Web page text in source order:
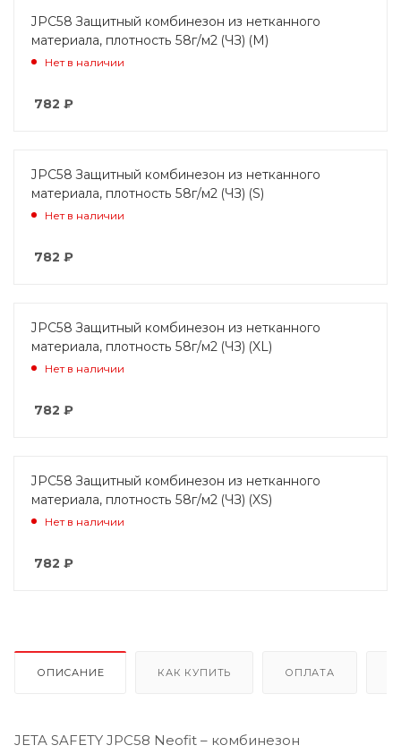
JPC58 Защитный комбинезон из нетканного
материала, плотность 58г/м2 (ЧЗ) (M)
Нет в наличии
782 ₽
JPC58 Защитный комбинезон из нетканного
материала, плотность 58г/м2 (ЧЗ) (S)
Нет в наличии
782 ₽
JPC58 Защитный комбинезон из нетканного
материала, плотность 58г/м2 (ЧЗ) (XL)
Нет в наличии
782 ₽
JPC58 Защитный комбинезон из нетканного
материала, плотность 58г/м2 (ЧЗ) (XS)
Нет в наличии
782 ₽
ОПИСАНИЕ КАК КУПИТЬ ОПЛАТА
JETA SAFETY JPC58 Neofit – комбинезон